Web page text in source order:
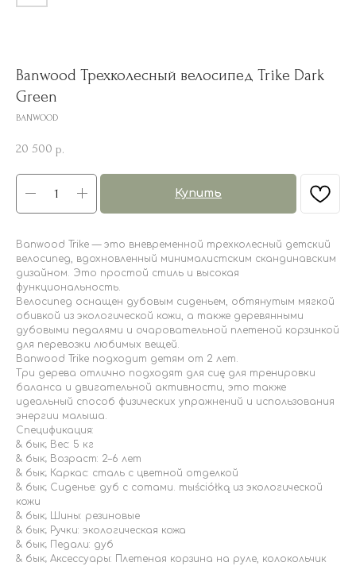
Banwood Трехколесный велосипед Trike Dark
Green
BANWOOD
20 500 р.
Купить
Banwood Trike — это вневременной трехколесный детский
велосипед, вдохновленный минималистским скандинавским
дизайном. Это простой стиль и высокая
функциональность.
Велосипед оснащен дубовым сиденьем, обтянутым мягкой
обивкой из экологической кожи, а также деревянными
дубовыми педалями и очаровательной плетеной корзинкой
для перевозки любимых вещей.
Banwood Trike подходит детям от 2 лет.
Три дерева отлично подходят для сиę для тренировки
баланса и двигательной активности, это также
идеальный способ физических упражнений и использования
энергии малыша.
Спецификация:
& бык; Вес: 5 кг
& бык; Возраст: 2–6 лет
& бык; Каркас: сталь с цветной отделкой
& бык; Сиденье: дуб с сотами. тыściółką из экологической
кожи
& бык; Шины: резиновые
& бык; Ручки: экологическая кожа
& бык; Педали: дуб
& бык; Аксессуары: Плетеная корзина на руле, колокольчик